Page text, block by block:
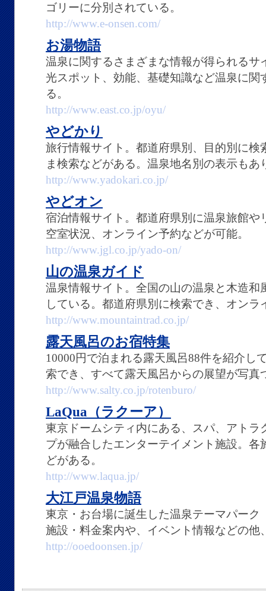
ゴリーに分別されている。
http://www.e-onsen.com/
お湯物語
温泉に関するさまざまな情報が得られるサ
光スポット、効能、基礎知識など温泉に関
る。
http://www.east.co.jp/oyu/
やどかり
旅行情報サイト。都道府県別、目的別に検
ま検索などがある。温泉地名別の表示も
http://www.yadokari.co.jp/
やどオン
宿泊情報サイト。都道府県別に温泉旅館や
空室状況、オンライン予約などが可能。
http://www.jgl.co.jp/yado-on/
山の温泉ガイド
温泉情報サイト。全国の山の温泉と木造和
している。都道府県別に検索でき、オンラ
http://www.mountaintrad.co.jp/
露天風呂のお宿特集
10000円で泊まれる露天風呂88件を紹介し
索でき、すべて露天風呂からの展望が写真
http://www.salty.co.jp/rotenburo/
LaQua（ラクーア）
東京ドームシティ内にある、スパ、アトラ
プが融合したエンターテイメント施設。
どがある。
http://www.laqua.jp/
大江戸温泉物語
東京・お台場に誕生した温泉テーマパーク
施設・料金案内や、イベント情報などの他
http://ooedoonsen.jp/